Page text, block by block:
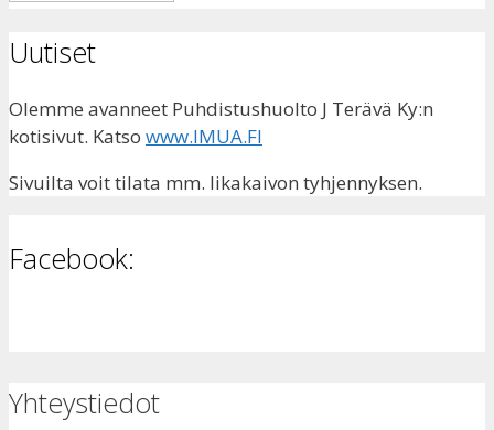
Uutiset
Olemme avanneet Puhdistushuolto J Terävä Ky:n
kotisivut. Katso www.IMUA.FI
Sivuilta voit tilata mm. likakaivon tyhjennyksen.
Facebook:
Yhteystiedot